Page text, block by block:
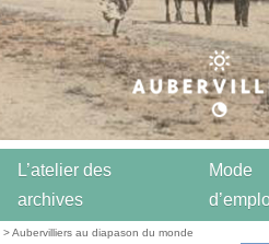
L’atelier des
archives
Mode
>Aubervilliers au diapason du monde